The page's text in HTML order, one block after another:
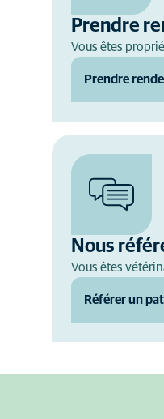
Prendre
Vous êtes
Prendre
Nous
Vous êtes
Référer un